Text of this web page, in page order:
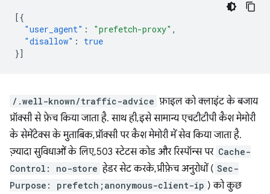
[{
"user_agent" : "prefetch-proxy" ,
"disallow" :
true
}]
/.well-known/traffic-advice फ़ाइल को क्लाइंट के बजाय
प्रॉक्सी से फ़ेच किया जाता है. साथ ही, इसे सामान्य एचटीटीपी कैश मेमोरी
के सेमेंटेक्स के मुताबिक, प्रॉक्सी पर कैश मेमोरी में सेव किया जाता है.
ज़्यादा सुविधाओं के लिए, 503 स्टेटस कोड और रिस्पॉन्स पर Cache-
Control: no-store हेडर सेट करके, प्रीफ़ेच अनुरोधों ( Sec-
Purpose: prefetch;anonymous-client-ip ) को कुछ